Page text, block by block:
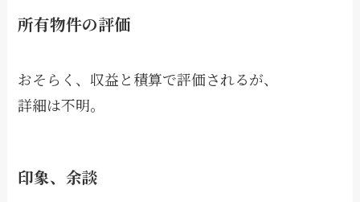
所有物件の評価
おそらく、収益と積算で評価されるが、
詳細は不明。
印象、余談